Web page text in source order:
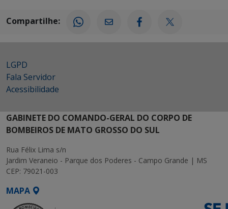
Compartilhe:
LGPD
Fala Servidor
Acessibilidade
GABINETE DO COMANDO-GERAL DO CORPO DE
BOMBEIROS DE MATO GROSSO DO SUL
Rua Félix Lima s/n
Jardim Veraneio - Parque dos Poderes - Campo Grande | MS
CEP: 79021-003
MAPA